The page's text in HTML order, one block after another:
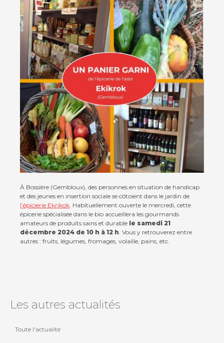
À Bossière (Gembloux), des personnes en situation de handicap
et des jeunes en insertion sociale se côtoient dans le jardin de
l’épicierie Ekrikok . Habituellement ouverte le mercredi, cette
épicerie spécialisée dans le bio accueillera les gourmands
amateurs de produits sains et durable le samedi 21
décembre 2024 de 10 h à 12 h . Vous y retrouverez entre
autres : fruits, légumes, fromages, volaille, pains, etc.
Les autres actualités
Toute l'actualité